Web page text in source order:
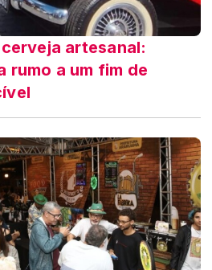
artesanal:
rumo a um fim de